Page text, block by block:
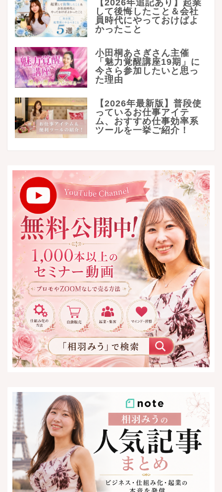
【2026年追記あり】起業
して後悔したこと＆会社
員時代にやっておけばよ
かったこと
小田桐あさぎさん主催
「魅力覚醒講座19期」に
今さら参加したいと思っ
た理由
【2026年最新版】普段使
っているお仕事アイテ
ム、おすすめ仕事効率系
ツールを一挙ご紹介！